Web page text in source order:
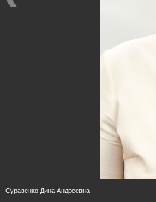
Суравенко Дина Андреевна